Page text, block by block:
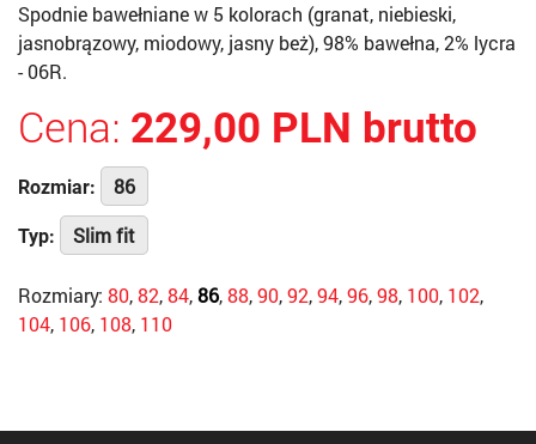
Spodnie bawełniane w 5 kolorach (granat, niebieski,
jasnobrązowy, miodowy, jasny beż), 98% bawełna, 2% lycra
- 06R.
Cena: 229,00 PLN brutto
Rozmiar: 86
Typ: Slim fit
Rozmiary: 80,82,84,86,88,90,92,94,96,98, 100, 102,
104, 106, 108, 110